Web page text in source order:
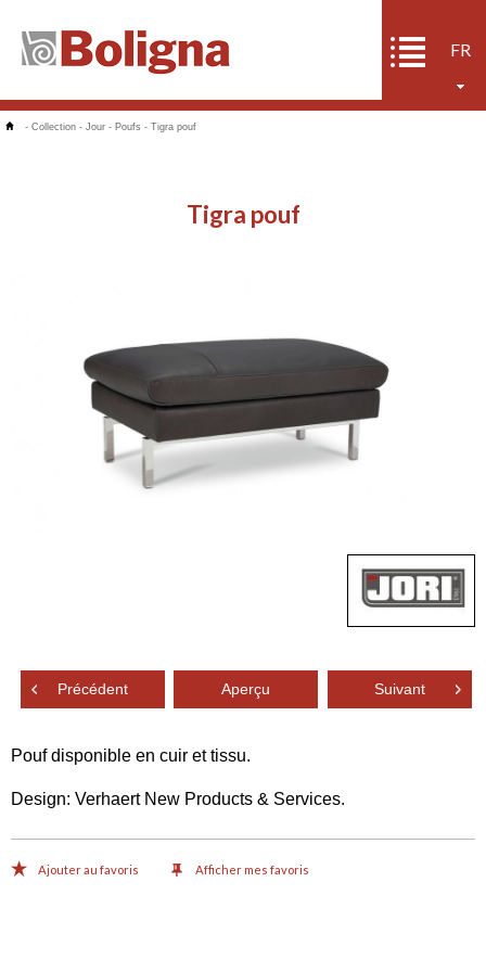
FR
- Collection - Jour - Poufs - Tigra pouf
Tigra pouf
Précédent Aperçu Suivant
Pouf disponible en cuir et tissu.
Design: Verhaert New Products & Services.
Ajouter au favoris Afficher mes favoris